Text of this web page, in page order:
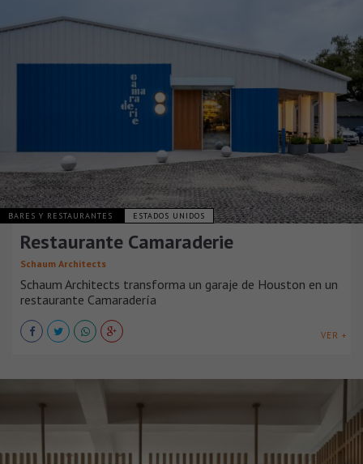
BARES Y RESTAURANTES ESTADOS UNIDOS
Restaurante Camaraderie
Schaum Architects
Schaum Architects transforma un garaje de Houston en un
restaurante Camaradería
VER +